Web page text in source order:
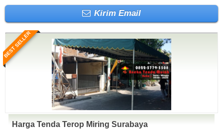
Kirim Email
BEST SELLER
Harga Tenda Terop Miring Surabaya